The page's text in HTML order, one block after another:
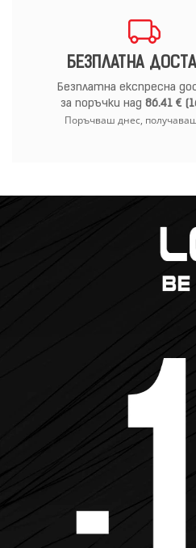
БЕЗПЛАТНА
Безплатна експресна
за поръчки над86.41 €
Поръчваш днес,